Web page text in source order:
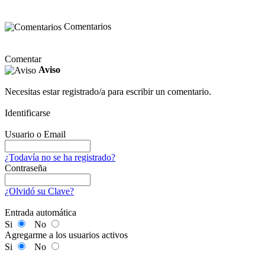
Comentarios
Comentar
Aviso
Necesitas estar registrado/a para escribir un comentario.
Identificarse
Usuario o Email
¿Todavía no se ha registrado?
Contraseña
¿Olvidó su Clave?
Entrada automática
Si
No
Agregarme a los usuarios activos
Si
No